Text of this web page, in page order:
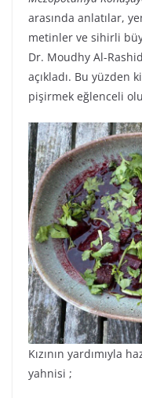
arasında anlatılar,
metinler ve sihirli
Dr. Moudhy Al-
açıkladı. Bu yüzden
pişirmek eğlenceli
Kızının yardımıyla
yahnisi ;